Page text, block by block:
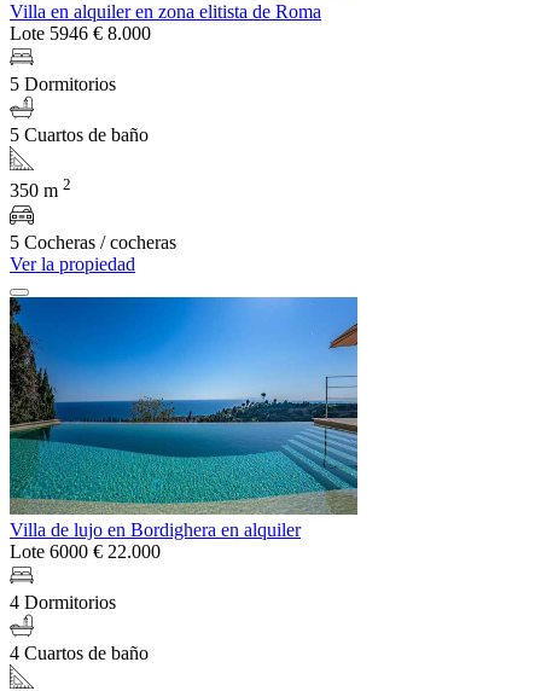
Villa en alquiler en zona elitista de Roma
Lote 5946 € 8.000
5 Dormitorios
5 Cuartos de baño
350 m 2
5 Cocheras / cocheras
Ver la propiedad
Villa de lujo en Bordighera en alquiler
Lote 6000 € 22.000
4 Dormitorios
4 Cuartos de baño